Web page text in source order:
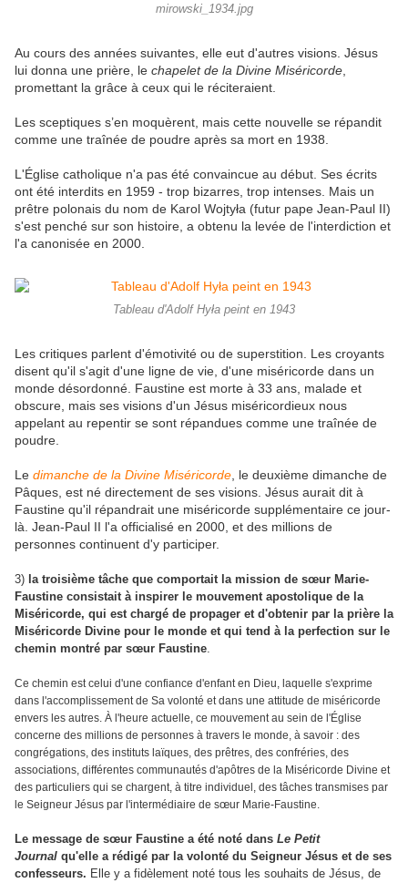
mirowski_1934.jpg
Au cours des années suivantes, elle eut d'autres visions. Jésus
lui donna une prière, le chapelet de la Divine Miséricorde
promettant la grâce à ceux qui le réciteraient.
Les sceptiques s’en moquèrent, mais cette nouvelle se répandit
comme une traînée de poudre après sa mort en 1938.
L'Église catholique n'a pas été convaincue au début. Ses écrits
ont été interdits en 1959 - trop bizarres, trop intenses. Mais un
prêtre polonais du nom de Karol Wojtyła (futur pape Jean-Paul II)
s'est penché sur son histoire, a obtenu la levée de l'interdiction et
l'a canonisée en 2000.
Tableau d'Adolf Hyła peint en 1943
Les critiques parlent d'émotivité ou de superstition. Les croyants
disent qu'il s'agit d'une ligne de vie, d'une miséricorde dans un
monde désordonné. Faustine est morte à 33 ans, malade et
obscure, mais ses visions d'un Jésus miséricordieux nous
appelant au repentir se sont répandues comme une traînée de
poudre.
Le dimanche de la Divine Miséricorde , le deuxième dimanche de
Pâques, est né directement de ses visions. Jésus aurait dit à
Faustine qu'il répandrait une miséricorde supplémentaire ce jour-
là. Jean-Paul II l'a officialisé en 2000, et des millions de
personnes continuent d'y participer.
3) la troisième tâche que comportait la mission de sœur Marie-
Faustine consistait à inspirer le mouvement apostolique de la
Miséricorde, qui est chargé de propager et d'obtenir par la prière la
Miséricorde Divine pour le monde et qui tend à la perfection sur le
chemin montré par sœur Faustine.
Ce chemin est celui d'une confiance d'enfant en Dieu, laquelle s'exprime
dans l'accomplissement de Sa volonté et dans une attitude de miséricorde
envers les autres. À l'heure actuelle, ce mouvement au sein de l'Église
concerne des millions de personnes à travers le monde, à savoir : des
congrégations, des instituts laïques, des prêtres, des confréries, des
associations, différentes communautés d'apôtres de la Miséricorde Divine et
des particuliers qui se chargent, à titre individuel, des tâches transmises par
le Seigneur Jésus par l'intermédiaire de sœur Marie-Faustine.
Le message de sœur Faustine a été noté dans Le Petit
Journal qu'elle a rédigé par la volonté du Seigneur Jésus et de ses
confesseurs. Elle y a fidèlement noté tous les souhaits de Jésus, de